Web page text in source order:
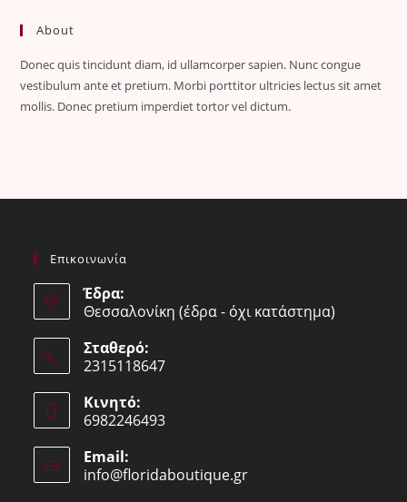
About
Donec quis tincidunt diam, id ullamcorper sapien. Nunc congue
vestibulum ante et pretium. Morbi porttitor ultricies lectus sit amet
mollis. Donec pretium imperdiet tortor vel dictum.
Επικοινωνία
Έδρα:
Θεσσαλονίκη (έδρα - όχι κατάστημα)
Σταθερό:
2315118647
in
your
application
Κινητό:
6982246493
in
your
Email:
info@floridaboutique.grOpens